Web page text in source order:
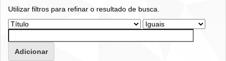
Utilizar filtros para refinar o resultado de busca.